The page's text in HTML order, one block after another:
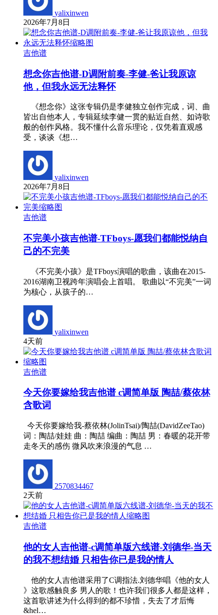
yalixinwen
2026年7月8日
吉他谱
想念你吉他谱-D调附前奏-李健-爸让我原谅
他，但我永远无法释怀
《想念你》这张专辑仍是李健独立创作完成，词、曲
皆出自他本人，专辑延续李健一贯的贴近自然、如诗歌
般的创作风格。我不懂什么音乐理论，仅凭着直观感
受，谈谈《想…
yalixinwen
2026年7月8日
吉他谱
不完美小孩吉他谱-TFboys-愿我们都能悦纳自
己的不完美
《不完美小孩》是TFboys演唱的歌曲，该曲在2015-
2016湖南卫视跨年演唱会上首唱。 歌曲以“不完美”一词
为核心，从孩子的…
yalixinwen
4天前
吉他谱
今天你要嫁给我吉他谱 c调简单版 陶喆/蔡依林
含歌词
今天你要嫁给我-蔡依林(JolinTsai)/陶喆(DavidZeeTao)
词：陶喆/娃娃 曲：陶喆 编曲：陶喆 男：春暖的花开带
走冬天的感伤 微风吹来浪漫的气息 …
2570834467
2天前
吉他谱
他的女人吉他谱-c调简单版六线谱-刘德华-当天
的我不想结婚 只相告你已是我的情人
他的女人吉他谱采用了C调指法.刘德华唱《他的女人
》这歌感触良多 男人的歌！也许我们很多人都是这样，
这首歌讲述为什么得到的都不珍惜，失去了才后悔
&hel…